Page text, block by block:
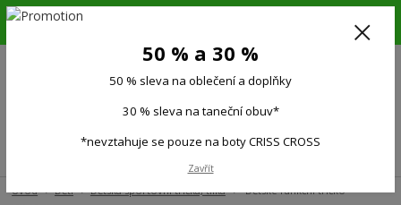
6.-16.8.26. DOVOLENÁ !!! 50 % SLEVA na všechno oblečení a doplňky !!!
(Po-Pá 9:00-15.00)
Úvod Děti Dětská sportovní trička, tílka
Dětské funkční tričko
50 % a 30 %
50 % sleva na oblečení a doplňky
30 % sleva na taneční obuv*
*nevztahuje se pouze na boty CRISS CROSS
Zavřít